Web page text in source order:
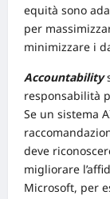
equità sono
per
minimizzare i
Accountability
responsabilità
Se un sistema
deve
migliorare
Microsoft, per